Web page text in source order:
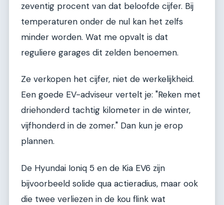
zeventig procent van dat beloofde cijfer. Bij
temperaturen onder de nul kan het zelfs
minder worden. Wat me opvalt is dat
reguliere garages dit zelden benoemen.
Ze verkopen het cijfer, niet de werkelijkheid.
Een goede EV-adviseur vertelt je: "Reken met
driehonderd tachtig kilometer in de winter,
vijfhonderd in de zomer." Dan kun je erop
plannen.
De Hyundai Ioniq 5 en de Kia EV6 zijn
bijvoorbeeld solide qua actieradius, maar ook
die twee verliezen in de kou flink wat